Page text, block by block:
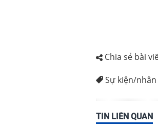
Chia sẻ bài
Sự kiện/
TIN LIÊN QUAN